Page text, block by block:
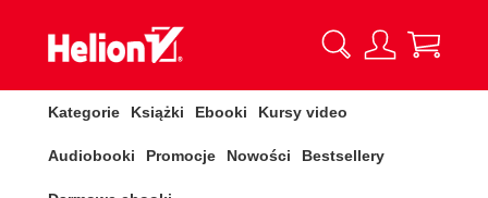
Kategorie Książki Ebooki Kursy video
Audiobooki Promocje Nowości Bestsellery